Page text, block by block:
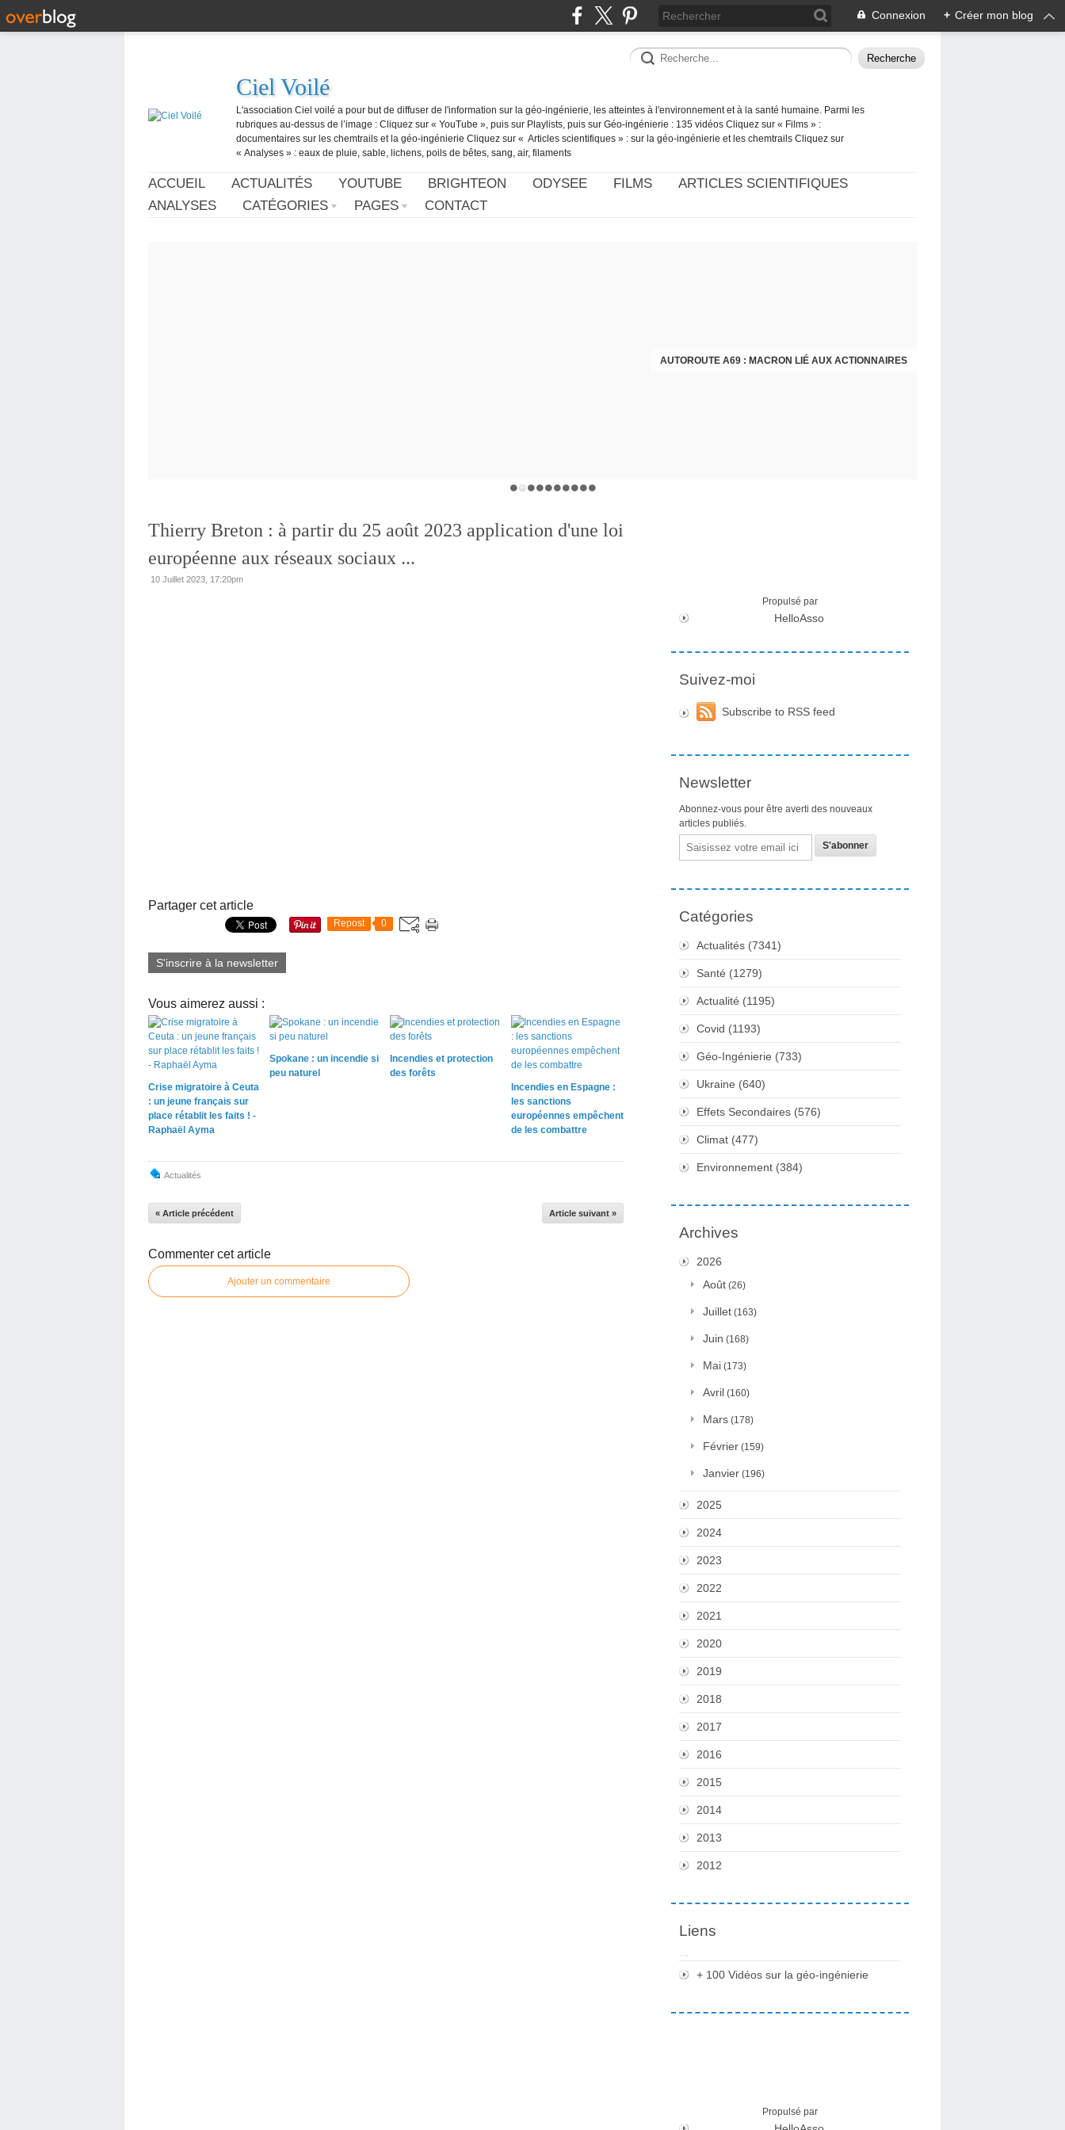
Connexion + Créer mon blog
Ciel Voilé
L'association Ciel voilé a pour but de diffuser de l'information sur la géo-ingénierie, les atteintes à l'environnement et à la santé humaine. Parmi les
rubriques au-dessus de l’image : Cliquez sur « YouTube », puis sur Playlists, puis sur Géo-ingénierie : 135 vidéos Cliquez sur « Films » :
documentaires sur les chemtrails et la géo-ingénierie Cliquez sur « Articles scientifiques » : sur la géo-ingénierie et les chemtrails Cliquez sur
« Analyses » : eaux de pluie, sable, lichens, poils de bêtes, sang, air, filaments
ACCUEIL ACTUALITÉS YOUTUBE BRIGHTEON ODYSEE FILMS
ARTICLES SCIENTIFIQUES
ANALYSES
CATÉGORIES PAGES CONTACT
AUTOROUTE A69 : MACRON LIÉ AUX ACTIONNAIRES
CRISE MIGRATOIRE À CEUTA : UN JEUNE FRANÇAIS SUR PLACE RÉTABLIT LES FAITS ! - RAPHAËL AYMA
Thierry Breton : à partir du 25 août 2023 application d'une loi
européenne aux réseaux sociaux ...
10 Juillet 2023, 17:20pm
Partager cet article
Repost 0
S'inscrire à la newsletter
Vous aimerez aussi :
Crise migratoire à Ceuta
: un jeune français sur
place rétablit les faits ! -
Raphaël Ayma
Spokane : un incendie si
peu naturel
Incendies et protection
des forêts
Incendies en Espagne :
les sanctions
européennes empêchent
de les combattre
Actualités
« Article précédent Article suivant »
Commenter cet article
Ajouter un commentaire
Propulsé par
HelloAsso
Suivez-moi
Subscribe to RSS feed
Newsletter
Abonnez-vous pour être averti des nouveaux
articles publiés.
Email
Catégories
Actualités (7341)
Santé (1279)
Actualité (1195)
Covid (1193)
Géo-Ingénierie (733)
Ukraine (640)
Effets Secondaires (576)
Climat (477)
Environnement (384)
Archives
2026
Août (26)
Juillet (163)
Juin (168)
Mai (173)
Avril (160)
Mars (178)
Février (159)
Janvier (196)
2025
2024
2023
2022
2021
2020
2019
2018
2017
2016
2015
2014
2013
2012
Liens
+ 100 Vidéos sur la géo-ingénierie
Propulsé par